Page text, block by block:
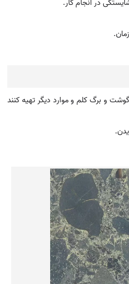
و برگ کلم و موارد دیگر تهیه کنند